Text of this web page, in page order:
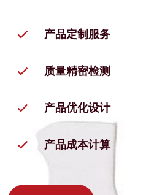
产品定制服务
质量精密检测
产品优化设计
产品成本计算